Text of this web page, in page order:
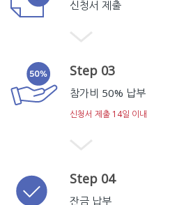
신청서 제출
Step 03
참가비 50% 납부
신청서 제출 14일 이내
Step 04
잔금 납부